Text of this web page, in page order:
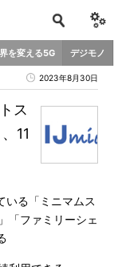
を変える5G デジモノ
2023年8月30日
ス
11
いる「ミニマムス
「ファミリーシェ